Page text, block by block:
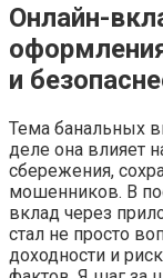
Онлайн-
и
Тема банальных
деле она влияет
сбережения,
мошенников. В
вклад через
стал не просто
доходности и